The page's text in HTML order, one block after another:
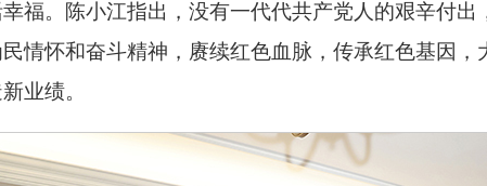
福。陈小江指出，没有一代代共产党人的艰辛付出
情怀和奋斗精神，赓续红色血脉，传承红色基因
业绩。